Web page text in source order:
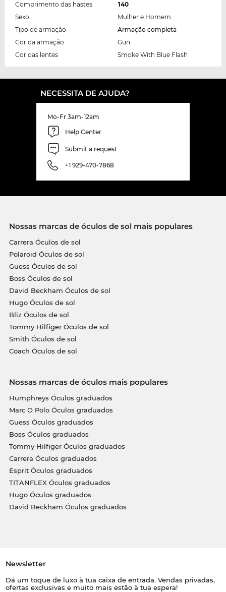
Comprimento das hastes
140
Sexo
Mulher e Homem
Tipo de armação
Armação completa
Cor da armação
Gun
Cor das lentes
Smoke With Blue Flash
NECESSITA DE AJUDA?
Mo-Fr 3am-12am
Help Center
Submit a request
+1 929-470-7868
Nossas marcas de óculos de sol mais populares
Carrera Óculos de sol
Polaroid Óculos de sol
Guess Óculos de sol
Boss Óculos de sol
David Beckham Óculos de sol
Hugo Óculos de sol
Bliz Óculos de sol
Tommy Hilfiger Óculos de sol
Smith Óculos de sol
Coach Óculos de sol
Nossas marcas de óculos mais populares
Humphreys Óculos graduados
Marc O Polo Óculos graduados
Guess Óculos graduados
Boss Óculos graduados
Tommy Hilfiger Óculos graduados
Carrera Óculos graduados
Esprit Óculos graduados
TITANFLEX Óculos graduados
Hugo Óculos graduados
David Beckham Óculos graduados
Newsletter
Dá um toque de luxo à tua caixa de entrada. Vendas privadas,
ofertas exclusivas e muito mais estão à tua espera!